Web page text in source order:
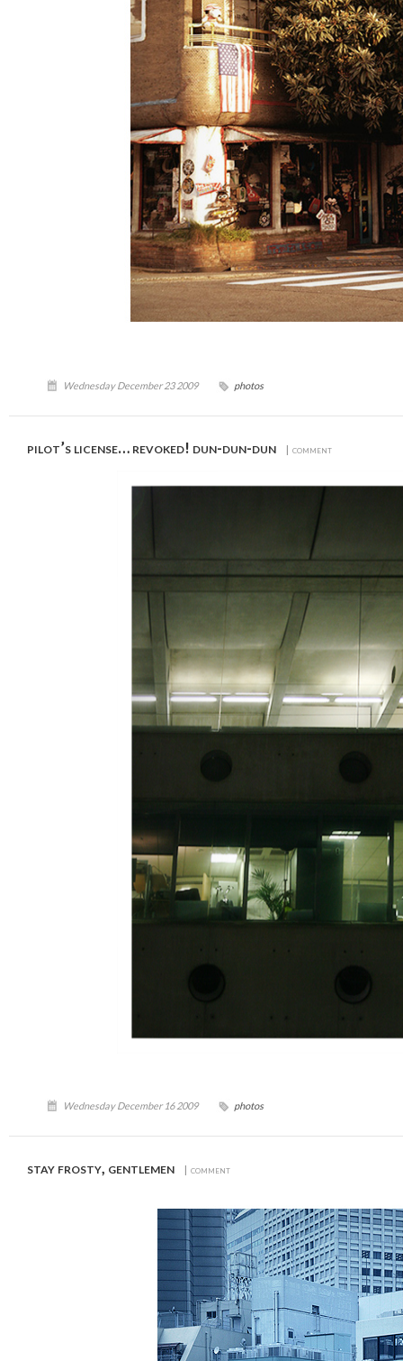
Wednesday December 23 2009 photos
pilot’s license… revoked! dun-dun-dun | comment
Wednesday December 16 2009 photos
stay frosty, gentlemen | comment